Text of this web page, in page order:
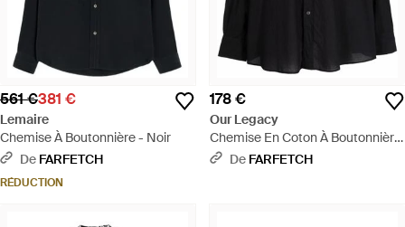
561 €381 €
Lemaire
Chemise À Boutonnière - Noir
De FARFETCH
RÉDUCTION
178 €
Our Legacy
Chemise En Coton À Boutonnière
- Noir
De FARFETCH